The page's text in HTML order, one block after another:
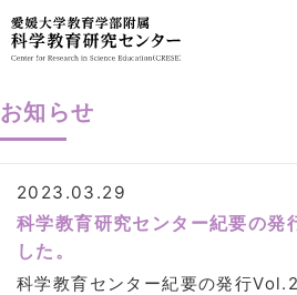
お知らせ
2023.03.29
科学教育研究センター紀要の
した。
科学教育センター紀要の発行